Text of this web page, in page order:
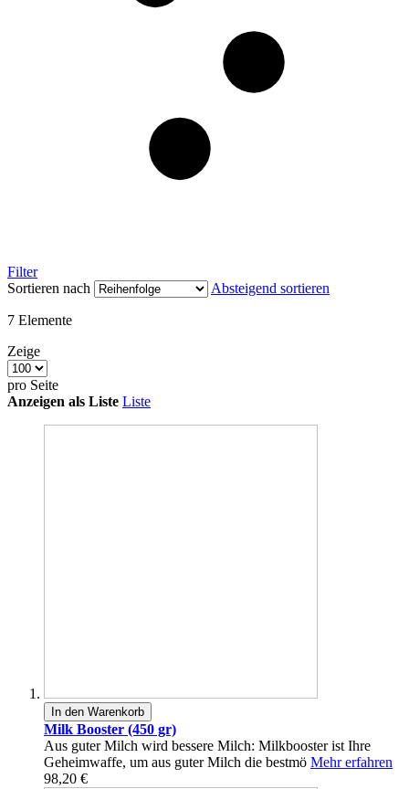
Filter
Sortieren nach
Absteigend sortieren
7 Elemente
Zeige
pro Seite
Anzeigen als Liste Liste
In den Warenkorb
Milk Booster (450 gr)
Aus guter Milch wird bessere Milch: Milkbooster ist Ihre
Geheimwaffe, um aus guter Milch die bestmö Mehr erfahren
98,20 €